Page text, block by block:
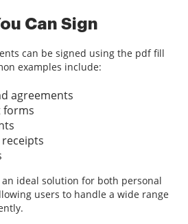
Can Sign
can be signed using the pdf fill
examples include:
agreements
forms
ideal solution for both personal
users to handle a wide range